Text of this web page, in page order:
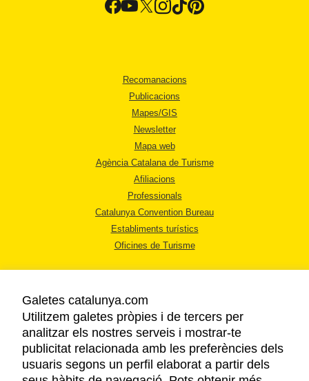
Recomanacions
Publicacions
Mapes/GIS
Newsletter
Mapa web
Agència Catalana de Turisme
Afiliacions
Professionals
Catalunya Convention Bureau
Establiments turístics
Oficines de Turisme
AVÍS LEGAL
POLÍTICA DE PRIVACITAT
COOKIES
Galetes catalunya.com
Utilitzem galetes pròpies i de tercers per
analitzar els nostres serveis i mostrar-te
publicitat relacionada amb les preferències dels
usuaris segons un perfil elaborat a partir dels